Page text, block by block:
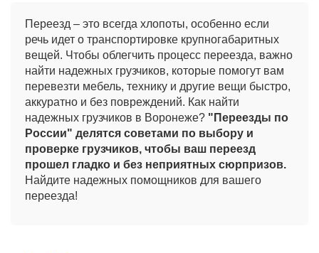
Переезд – это всегда хлопоты, особенно если
речь идет о транспортировке крупногабаритных
вещей. Чтобы облегчить процесс переезда, важно
найти надежных грузчиков, которые помогут вам
перевезти мебель, технику и другие вещи быстро,
аккуратно и без повреждений. Как найти
надежных грузчиков в Воронеже? "Переезды по
России" делятся советами по выбору и
проверке грузчиков, чтобы ваш переезд
прошел гладко и без неприятных сюрпризов.
Найдите надежных помощников для вашего
переезда!